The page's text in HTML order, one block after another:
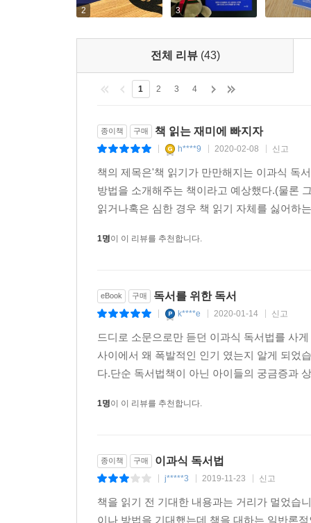
없는 부분은 성큼성큼 건너뛰며 읽으면 된다. 대
수포자, 영포자를 걱정하지만, 그보다 더 포기하
우리가 살면서 맞닥뜨리는 수많은 빈칸을 채워
내기 위한 읽기 노하우, 나아가 수집하고 메모
2 3
전체 리뷰 (43)
1 2 3 4
종이책 구매 책 읽는 재미에 빠지자
h****9 2020-02-08 신고
책의 제목은'책 읽기가 만만해지는 이과식 독
방법을 소개해주는 책이라고 예상했다.(물론
읽거나혹은 심한 경우 책 읽기 자체를 싫어하
1명이 이 리뷰를 추천합니다.
eBook 구매 독서를 위한 독서
k****e 2020-01-14 신고
드디로 소문으로만 듣던 이과식 독서법를 사
사이에서 왜 폭발적인 인기 였는지 알게 되었
다.단순 독서법책이 아닌 아이들의 궁금증과
1명이 이 리뷰를 추천합니다.
종이책 구매 이과식 독서법
j*****3 2019-11-23 신고
책을 읽기 전 기대한 내용과는 거리가 멀었습
이나 방법을 기대했는데 책을 대하는 일반론